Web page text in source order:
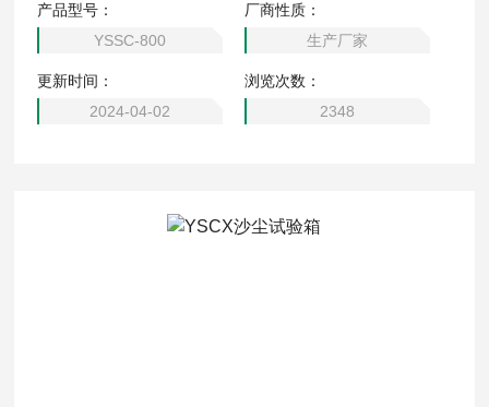
尘环境中的使用、贮存、运输中的密封性能。本试验箱设计合
理，操作简单，易于维护，各项指标都符合国家标准。
产品型号：
YSSC-800
厂商性质：
生产厂家
更新时间：
2024-04-02
浏览次数：
2348